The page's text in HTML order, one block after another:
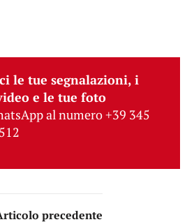
le tue segnalazioni, i
e le tue foto
al numero +39 345
precedente